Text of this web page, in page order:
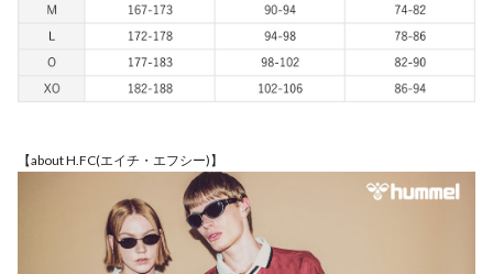
【about H.FC(エイチ・エフシー)】